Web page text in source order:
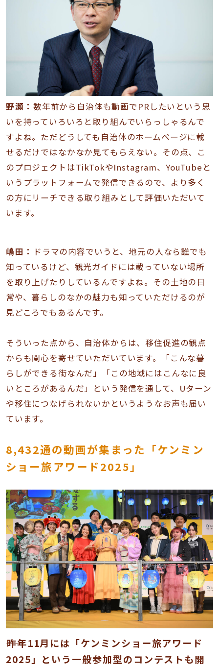
野瀬： 数年前から自治体も動画でPRしたいという思
いを持っていろいろと取り組んでいらっしゃるんで
すよね。ただどうしても自治体のホームページに載
せるだけではなかなか見てもらえない。その点、こ
のプロジェクトはTikTokやInstagram、YouTubeと
いうプラットフォームで発信できるので、より多く
の方にリーチできる取り組みとして評価いただいて
います。
嶋田： ドラマの内容でいうと、地元の人なら誰でも
知っているけど、観光ガイドには載っていない場所
を取り上げたりしているんですよね。その土地の日
常や、暮らしのなかの魅力も知っていただけるのが
見どころでもあるんです。
そういった点から、自治体からは、移住促進の観点
からも関心を寄せていただいています。「こんな暮
らしができる街なんだ」「この地域にはこんなに良
いところがあるんだ」という発信を通して、Uターン
や移住につなげられないかというようなお声も届い
ています。
8,432通の動画が集まった「ケンミン
ショー旅アワード2025」
――昨年11月には「ケンミンショー旅アワード
2025」という一般参加型のコンテストも開